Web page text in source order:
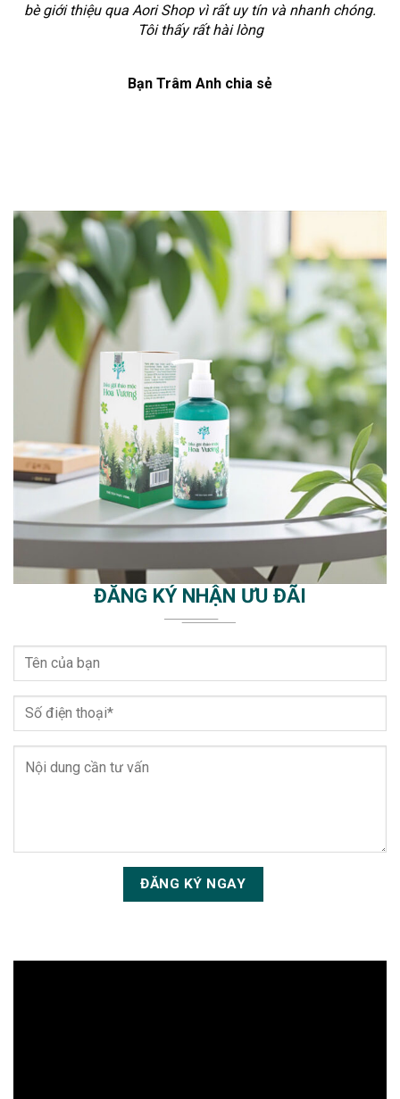
bè giới thiệu qua Aori Shop vì rất uy tín và nhanh chóng.
Tôi thấy rất hài lòng
Bạn Trâm Anh chia sẻ
ĐĂNG KÝ NHẬN ƯU ĐÃI